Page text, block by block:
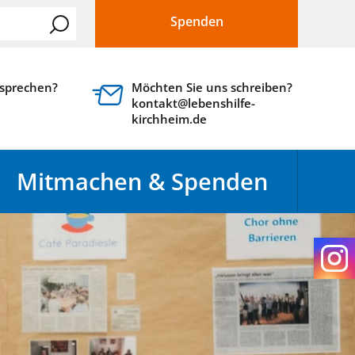
Spenden
Möchten Sie uns schreiben?
kontakt@lebenshilfe-
kirchheim.de
Mitmachen & Spenden